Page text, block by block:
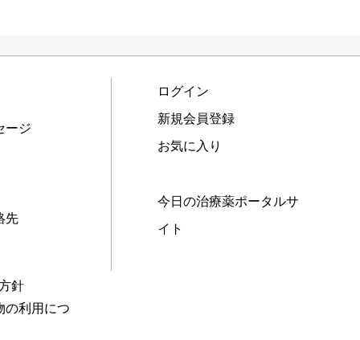
ージ
先
針
の利用につ
ログイン
新規会員登録
お気に入り
今日の治療薬ポータルサ
イト